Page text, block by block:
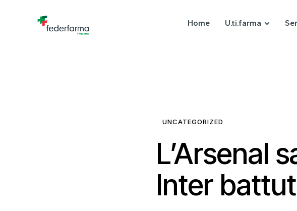
Home U.ti.farma
UNCATEGORIZED
L’Arsenal
Inter